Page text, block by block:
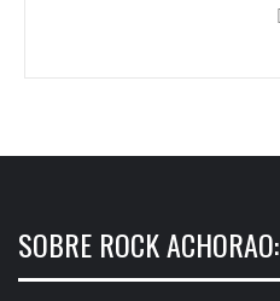
SOBRE ROCK ACHORAO: